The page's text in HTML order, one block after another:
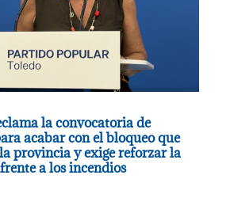
la convocatoria de
acabar con el bloqueo que
provincia y exige reforzar la
a los incendios